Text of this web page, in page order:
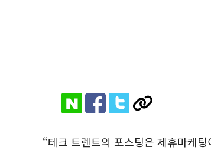
“테크 트렌트의 포스팅은 제휴마케